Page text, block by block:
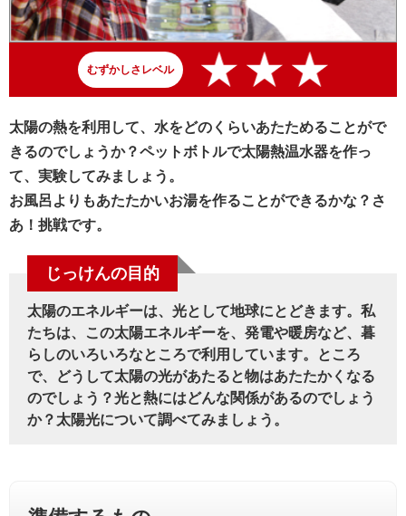
むずかしさレベル
太陽の熱を利用して、水をどのくらいあたためることがで
きるのでしょうか？ペットボトルで太陽熱温水器を作っ
て、実験してみましょう。
お風呂よりもあたたかいお湯を作ることができるかな？さ
あ！挑戦です。
じっけんの目的
太陽のエネルギーは、光として地球にとどきます。私
たちは、この太陽エネルギーを、発電や暖房など、暮
らしのいろいろなところで利用しています。ところ
で、どうして太陽の光があたると物はあたたかくなる
のでしょう？光と熱にはどんな関係があるのでしょう
か？太陽光について調べてみましょう。